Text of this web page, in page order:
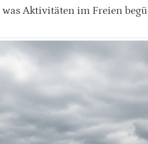
Aktivitäten im Freien